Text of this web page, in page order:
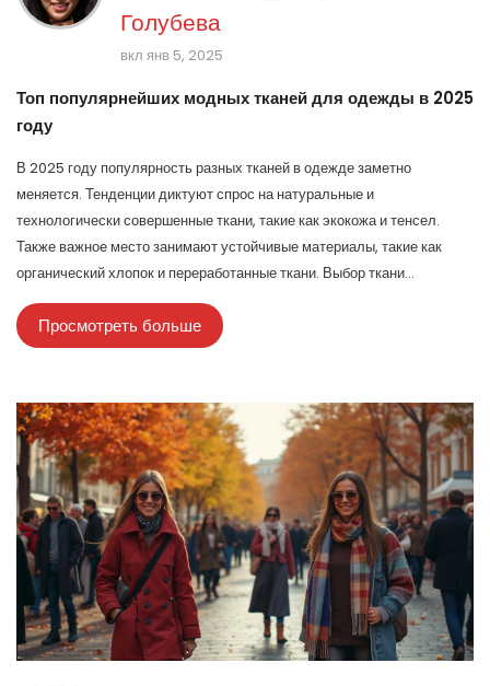
Голубева
вкл янв 5, 2025
Топ популярнейших модных тканей для одежды в 2025
году
В 2025 году популярность разных тканей в одежде заметно
меняется. Тенденции диктуют спрос на натуральные и
технологически совершенные ткани, такие как экокожа и тенсел.
Также важное место занимают устойчивые материалы, такие как
органический хлопок и переработанные ткани. Выбор ткани
становится ключевым аспектом в стремлении к экологичности и
модной актуальности одежды.
Просмотреть больше